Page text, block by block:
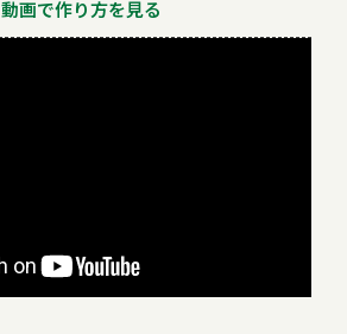
動画で作り方を見る